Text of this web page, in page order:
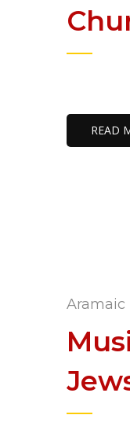
READ
Aramaic